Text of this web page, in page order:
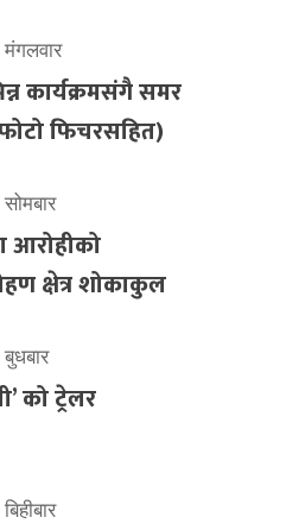
कार्यक्रमसंगै समर
फिचरसहित)
आरोहीको
क्षेत्र शोकाकुल
को ट्रेलर